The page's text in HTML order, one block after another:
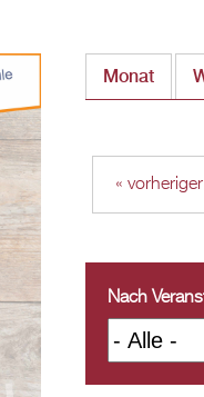
Monat
« vorheriger
Nach